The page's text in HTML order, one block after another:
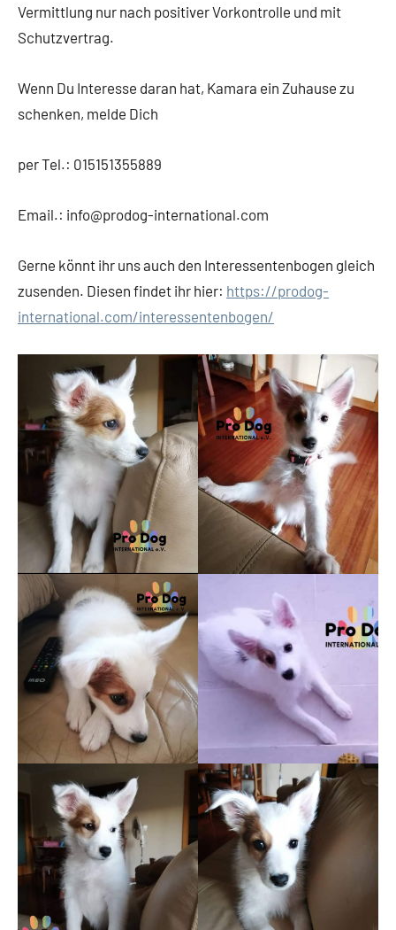
Vermittlung nur nach positiver Vorkontrolle und mit
Schutzvertrag.
Wenn Du Interesse daran hat, Kamara ein Zuhause zu
schenken, melde Dich
per Tel.: 015151355889
Email.: info@prodog-international.com
Gerne könnt ihr uns auch den Interessentenbogen gleich
zusenden. Diesen findet ihr hier: https://prodog-
international.com/interessentenbogen/